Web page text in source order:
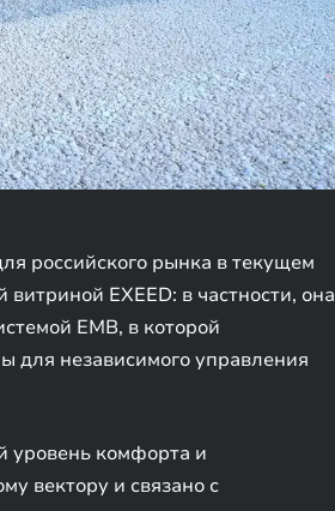
российского рынка в текущем
EXEED: в частности, она
EMB, в которой
для независимого управления
уровень комфорта и
вектору и связано с